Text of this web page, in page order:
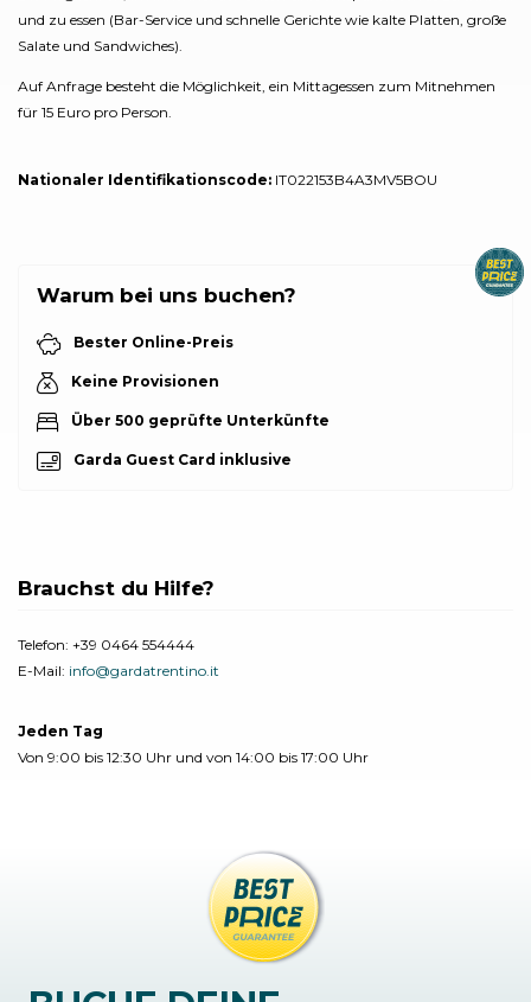
und zu essen (Bar-Service und schnelle Gerichte wie kalte Platten, große
Salate und Sandwiches).
Auf Anfrage besteht die Möglichkeit, ein Mittagessen zum Mitnehmen
für 15 Euro pro Person.
Nationaler Identifikationscode: IT022153B4A3MV5BOU
Warum bei uns buchen?
Bester Online-Preis
Keine Provisionen
Über 500 geprüfte Unterkünfte
Garda Guest Card inklusive
Brauchst du Hilfe?
Telefon: +39 0464 554444
E-Mail: info@gardatrentino.it
Jeden Tag
Von 9:00 bis 12:30 Uhr und von 14:00 bis 17:00 Uhr